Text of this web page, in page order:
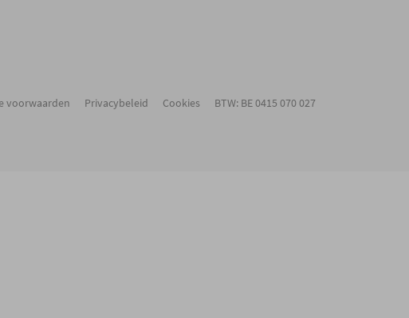
voorwaarden Privacybeleid Cookies BTW: BE 0415 070 027